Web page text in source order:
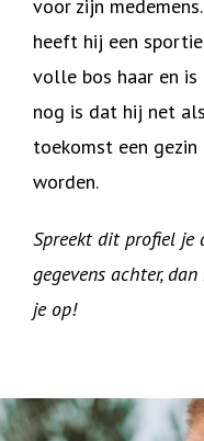
voor zijn
heeft hij een
volle bos haar en
nog is dat hij net
toekomst een
worden.
Spreekt dit profiel je
gegevens achter,
je op!